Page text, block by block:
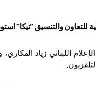
للتعاون والتنسيق "تيكا"
الإعلام اللبناني زياد